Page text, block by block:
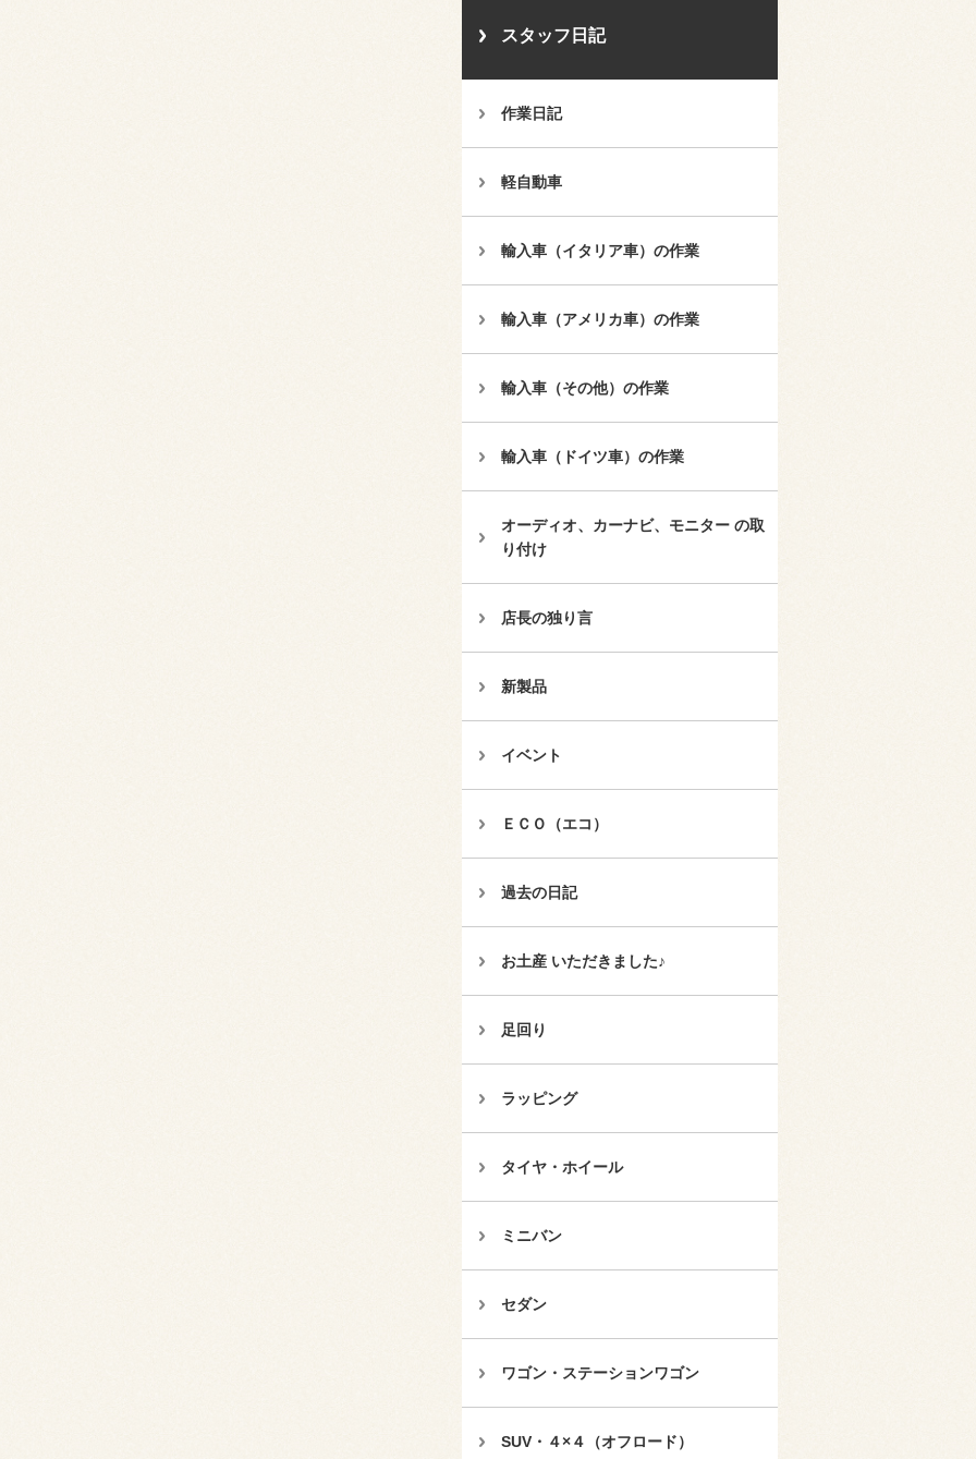
スタッフ日記
作業日記
軽自動車
輸入車（イタリア車）の作業
輸入車（アメリカ車）の作業
輸入車（その他）の作業
輸入車（ドイツ車）の作業
オーディオ、カーナビ、モニター の取
り付け
店長の独り言
新製品
イベント
ＥＣＯ（エコ）
過去の日記
お土産 いただきました♪
足回り
ラッピング
タイヤ・ホイール
ミニバン
セダン
ワゴン・ステーションワゴン
SUV・４×４（オフロード）